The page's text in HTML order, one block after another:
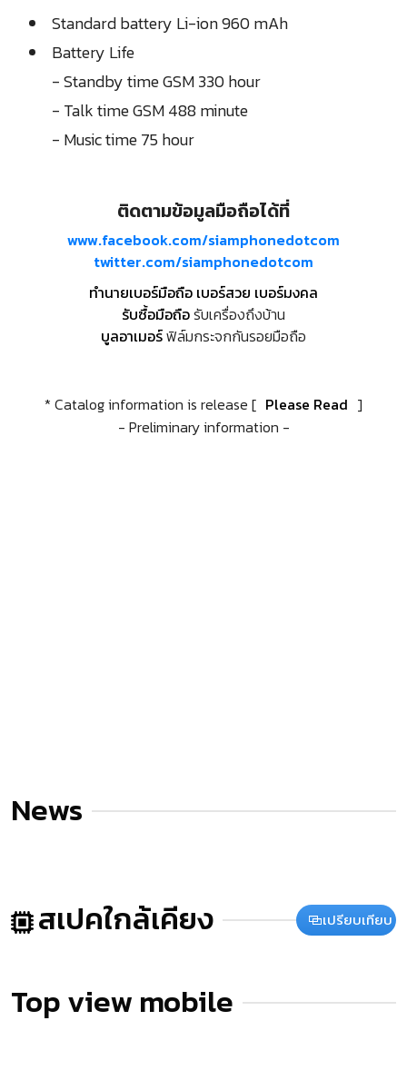
Standard battery Li-ion 960 mAh
Battery Life
- Standby time GSM 330 hour
- Talk time GSM 488 minute
- Music time 75 hour
ติดตามข้อมูลมือถือได้ที่
www.facebook.com/siamphonedotcom
twitter.com/siamphonedotcom
ทำนายเบอร์มือถือ เบอร์สวย เบอร์มงคล
รับซื้อมือถือรับเครื่องถึงบ้าน
บูลอาเมอร์ฟิล์มกระจกกันรอยมือถือ
* Catalog information is release [ Please Read ]
- Preliminary information -
News
สเปคใกล้เคียง เปรียบเทียบ
Top view mobile